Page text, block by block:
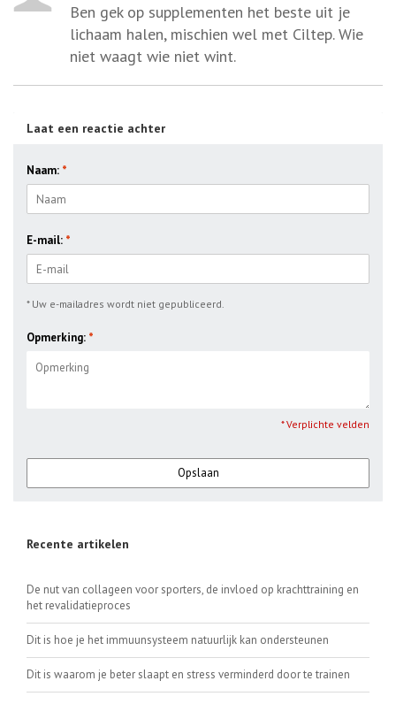
Ben gek op supplementen het beste uit je
lichaam halen, mischien wel met Ciltep. Wie
niet waagt wie niet wint.
Laat een reactie achter
Naam: *
E-mail: *
* Uw e-mailadres wordt niet gepubliceerd.
Opmerking: *
* Verplichte velden
Opslaan
Recente artikelen
De nut van collageen voor sporters, de invloed op krachttraining en
het revalidatieproces
Dit is hoe je het immuunsysteem natuurlijk kan ondersteunen
Dit is waarom je beter slaapt en stress verminderd door te trainen